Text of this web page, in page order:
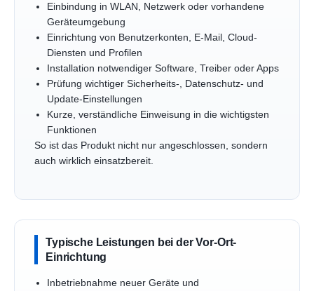
Einbindung in WLAN, Netzwerk oder vorhandene
Geräteumgebung
Einrichtung von Benutzerkonten, E-Mail, Cloud-
Diensten und Profilen
Installation notwendiger Software, Treiber oder Apps
Prüfung wichtiger Sicherheits-, Datenschutz- und
Update-Einstellungen
Kurze, verständliche Einweisung in die wichtigsten
Funktionen
So ist das Produkt nicht nur angeschlossen, sondern
auch wirklich einsatzbereit.
Typische Leistungen bei der Vor-Ort-
Einrichtung
Inbetriebnahme neuer Geräte und